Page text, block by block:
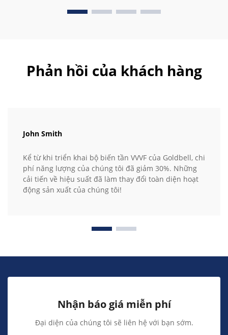
Phản hồi của khách hàng
John Smith
Kể từ khi triển khai bộ biến tần VVVF của Goldbell, chi
phí năng lượng của chúng tôi đã giảm 30%. Những
cải tiến về hiệu suất đã làm thay đổi toàn diện hoạt
động sản xuất của chúng tôi!
Nhận báo giá miễn phí
Đại diện của chúng tôi sẽ liên hệ với bạn sớm.